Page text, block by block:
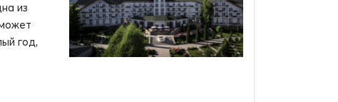
из
год,